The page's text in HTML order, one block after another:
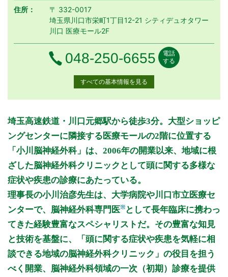
住所：
〒 332-0017
埼玉県川口市栄町1丁目12-21 シティデュオタワー
川口 医療モール2F
電話番号
048-250-6655
電話
する
すべての基本情報を見る
診療時間 月月曜日
火 火曜日
水 水曜日
木 木曜日
金 金曜日
土 土曜日
日
祝日
9:00〜12:00
● ● ● ●
●
15:00〜19:00
● ● ● ●
休診日: 水、土午後、日、祝
※診療時間や臨時休診・診療内容等について、事前に必ず医療
機関ホームページ、またはお電話にてご確認ください。
>>病院なびで医療機関の詳細を見る
公式HPはこちら
埼玉高速鉄道・川口元郷駅から徒歩3分。大型ショッピ
ングセンターに隣接する医療モールの2階に位置する
「小川脳神経外科」は、2006年の開業以来、地域に根
ざした脳神経外科クリニックとして頭に関する多様な
症状や疾患の診療にあたっている。
理事長の小川治彦先生は、大学病院や川口市立医療セ
ンターで、脳神経外科専門医※ として長年臨床に携わっ
てきた経験豊富なスペシャリストだ。その豊富な知見
と技術を基盤に、「頭に関する症状や疾患を気軽に相
談できる地域の脳神経外科クリニック」の役目を担う
べく開業、脳神経外科領域の一次（初期）診療を提供